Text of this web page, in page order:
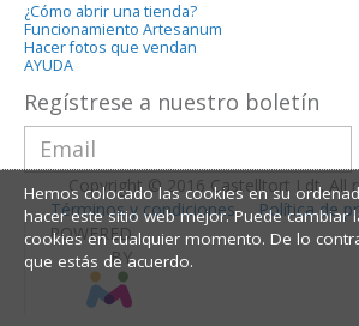
¿Cómo abrir una tienda?
Funcionamiento Artesanum
Hacer fotos que vendan
AYUDA
Regístrese a nuestro boletín
Copyright © 2016 Castelltort Ldt. All
Términos y condiciones
Política de
POWERED
BY
Hemos colocado las cookies en su
hacer este sitio web mejor. Puede cambiar
cookies en cualquier momento. De lo
que estás de acuerdo.